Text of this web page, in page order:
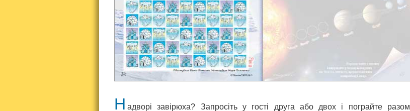
Н адворі завірюха? Запросіть у гості друга або двох і пограйте разом